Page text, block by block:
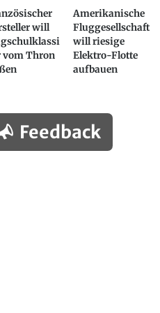
will
vom Thron
Amerikanische
Fluggesellschaft
will riesige
Elektro-Flotte
aufbauen
Feedback